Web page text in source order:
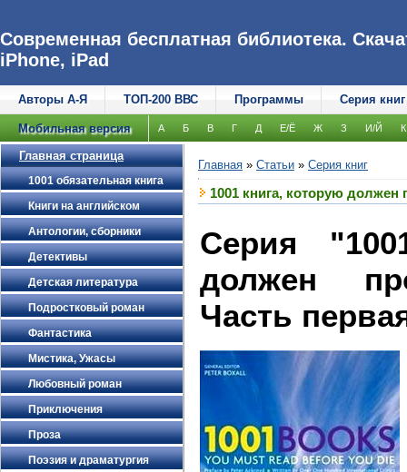
Современная бесплатная библиотека.
iPhone, iPad
Авторы А-Я ТОП-200 ВВС Программы Серия книг
Мобильная версия А Б В Г Д Е/Ё Ж З И/Й К
Главная страница
1001 обязательная книга
Книги на английском
Антологии, сборники
Детективы
Детская литература
Подростковый роман
Фантастика
Мистика, Ужасы
Любовный роман
Приключения
Проза
Поэзия и драматургия
Главная » Статьи » Серия книг
1001 книга, которую должен
Серия
должен
Часть